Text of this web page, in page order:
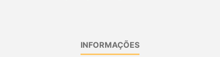
INFORMAÇÕES